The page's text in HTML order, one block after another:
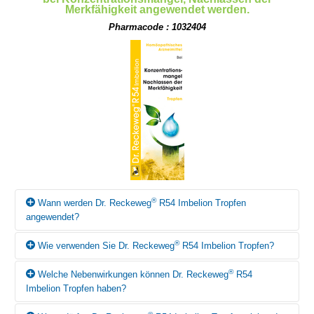
Merkfähigkeit angewendet werden.
Pharmacode : 1032404
Wann werden Dr. Reckeweg®R54 Imbelion Tropfen
angewendet?
Gemäss homöopathischem Arzneimittelbild können Dr.
Reckeweg®R54 Imbelion Tropfen bei Konzentrationsmangel,
Nachlassen der Merkfähigkeit angewendet werden.
Wie verwenden Sie Dr. Reckeweg®R54 Imbelion Tropfen?
Falls vom Arzt bzw. von der Ärztin nicht anders verschrieben, 3-
4mal täglich 10-15 Tropfen in etwas Wasser vor den Mahlzeiten
einnehmen. Bei Besserung des Zustandes 2-3mal täglich 10-15
Welche Nebenwirkungen können Dr. Reckeweg®R54
Imbelion Tropfen haben?